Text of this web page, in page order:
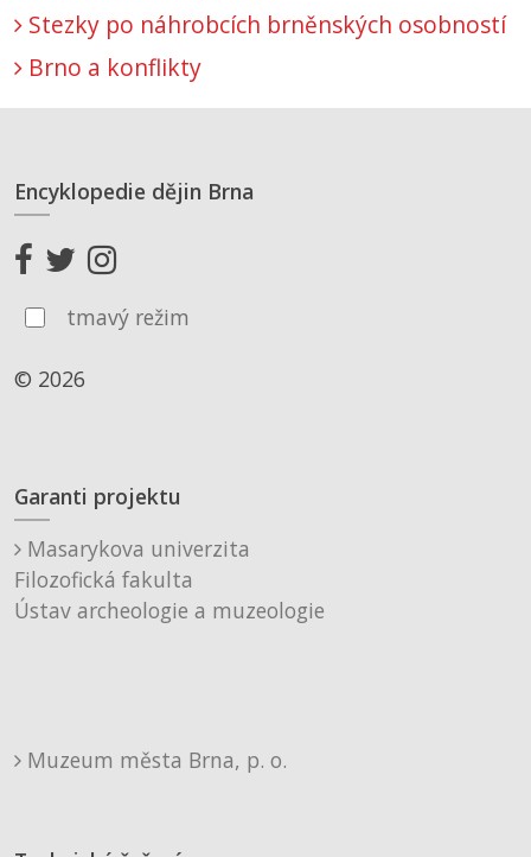
Stezky po náhrobcích brněnských osobností
Brno a konflikty
Encyklopedie dějin Brna
tmavý režim
© 2026
Garanti projektu
Masarykova univerzita
Filozofická fakulta
Ústav archeologie a muzeologie
Muzeum města Brna, p. o.